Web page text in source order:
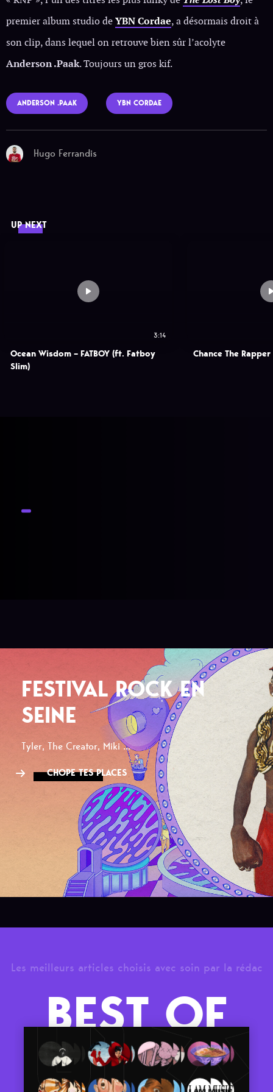
premier album studio deYBN Cordae, a désormais droit à
son clip, dans lequel on retrouve bien sûr l’acolyte
Anderson .Paak. Toujours un gros kif.
ANDERSON .PAAK YBN CORDAE
Hugo Ferrandis
UP NEXT
3:14
Ocean Wisdom – FATBOY (ft. Fatboy
Slim)
Chance The
FESTIVAL ROCK EN
SEINE
Tyler, The Creator, Miki ...
CHOPE TES PLACES
Les meilleurs articles choisis avec soin par la rédac
BEST OF